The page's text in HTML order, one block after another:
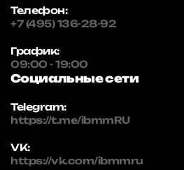
Телефон:
+7 (495) 136-28-92
График:
09:00 - 19:00
Социальные сети
Telegram:
https://t.me/ibmmRU
VK:
https://vk.com/ibmmru